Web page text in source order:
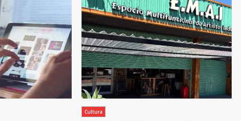
Cultura